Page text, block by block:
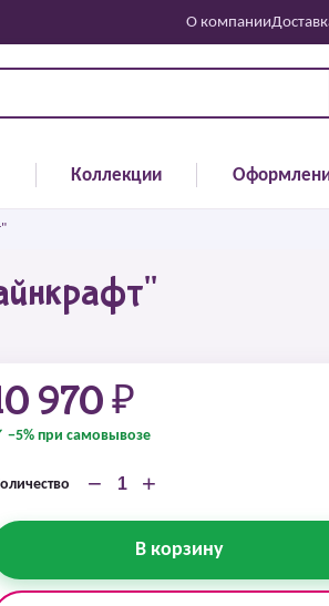
О компании
Коллекции
970 ₽
−5% при самовывозе
− +
В корзину